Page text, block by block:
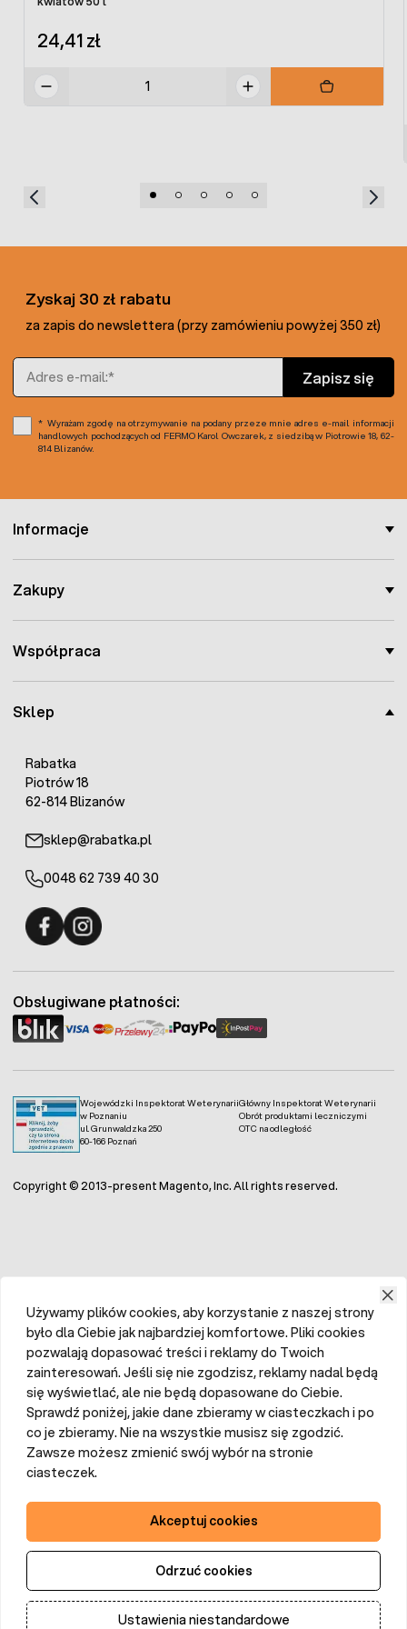
24,41 zł
Sklep
Rabatka
Piotrów 18
62-814 Blizanów
sklep@rabatka.pl
0048 62 739 40 30
Informacje
Zakupy
Współpraca
Zyskaj 30 zł rabatu
za zapis do newslettera (przy zamówieniu powyżej 350 zł)
Adres e-mail
Zapisz się
Wyrażam zgodę na otrzymywanie na podany przeze mnie adres e-mail informacji
handlowych pochodzących od FERMO Karol Owczarek, z siedzibą w Piotrowie 18, 62-
814 Blizanów.
Wojewódzki Inspektorat Weterynarii
w Poznaniu
ul. Grunwaldzka 250
60-166 Poznań
Główny Inspektorat Weterynarii
Obrót produktami leczniczymi
OTC na odległość
Obsługiwane płatności:
Copyright © 2013-present Magento, Inc. All rights reserved.
Używamy plików cookies, aby korzystanie z naszej strony
było dla Ciebie jak najbardziej komfortowe. Pliki cookies
pozwalają dopasować treści i reklamy do Twoich
zainteresowań. Jeśli się nie zgodzisz, reklamy nadal będą
się wyświetlać, ale nie będą dopasowane do Ciebie.
Sprawdź poniżej, jakie dane zbieramy w ciasteczkach i po
co je zbieramy. Nie na wszystkie musisz się zgodzić.
Zawsze możesz zmienić swój wybór na stronie
ciasteczek.
Akceptuj cookies
Odrzuć cookies
Ustawienia niestandardowe